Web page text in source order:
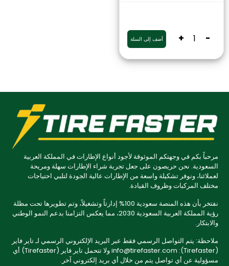
-
+ أضف إلى السلة
مرحباً بكم في وجهتكم الموثوقة لأجود أنواع الإطارات في المملكة العربية
السعودية. نحن حريصون على جعل تجربة شراء الإطارات سهلة ومريحة
لعملائنا، ونوفر تشكيلة واسعة من الإطارات عالية الجودة لتلبي احتياجات
مختلف المركبات وظروف القيادة.
نفتخر بأن هذه المنصة سعودية 100% إدارتاً وتشغيلاً، وتم تطويرها تحت مظلة
رؤية المملكة العربية السعودية 2030، مما يعكس التزامنا بدعم النمو الوطني
والابتكار.
ملاحظة: يتم التواصل الرسمي فقط عبر البريد الإلكتروني الرسمي لـ تاير فاير
(Tirefaster): info@tirefaster.com ولا تتحمل تاير فاير (Tirefaster) أي
مسؤولية عن أي تواصل يتم من خلال أي بريد إلكتروني آخر.